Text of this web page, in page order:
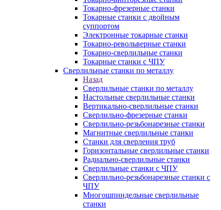
Токарно-фрезерные станки
Токарные станки с двойным
суппортом
Электронные токарные станки
Токарно-револьверные станки
Токарно-сверлильные станки
Токарные станки с ЧПУ
Сверлильные станки по металлу
Назад
Сверлильные станки по металлу
Настольные сверлильные станки
Вертикально-сверлильные станки
Сверлильно-фрезерные станки
Сверлильно-резьбонарезные станки
Магнитные сверлильные станки
Станки для сверления труб
Горизонтальные сверлильные станки
Радиально-сверлильные станки
Сверлильные станки с ЧПУ
Сверлильно-резьбонарезные станки с
ЧПУ
Многошпиндельные сверлильные
станки